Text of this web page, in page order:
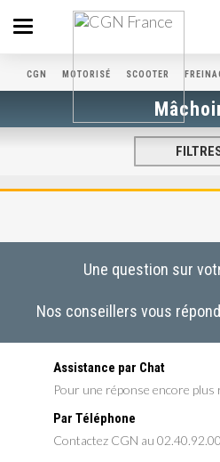
Toggle
navigation
CGN MOTORISÉ SCOOTER
Une question sur
Nos conseillers vous
Assistance par Chat
Pour une réponse encore plus
Par Téléphone
Contactez CGN au